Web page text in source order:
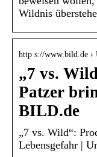
Wildnis
http s://www.bild.de ›
„7 vs.
Patzer
BILD.de
„7 vs. Wild“:
Lebensgefahr |